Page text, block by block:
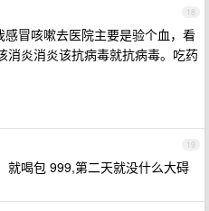
18
冒咳嗽去医院主要是验个血，看
消炎消炎该抗病毒就抗病毒。吃药
19
就喝包 999,第二天就没什么大碍